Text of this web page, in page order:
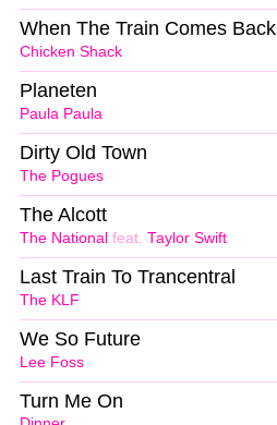
Chicken Shack
When The Train Comes Back
Paula Paula
Planeten
The Pogues
Dirty Old Town
The National feat. Taylor Swift
The Alcott
The KLF
Last Train To Trancentral
Lee Foss
We So Future
Turn Me On